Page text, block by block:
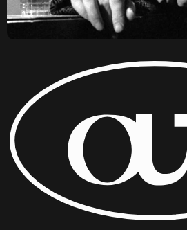
ИП ЛЕОНОВ ЛЕОНИД ДЕНИСОВИЧ
ПО ВОПРОСАМ СОТРУДНИЧЕСТВА И ПРОКАТА:
OUTCINEMA@YANDEX.RU
© OUT CINEMA 2026